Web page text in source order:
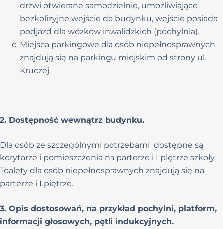
drzwi otwierane samodzielnie, umożliwiające
bezkolizyjne wejście do budynku, wejście posiada
podjazd dla wózków inwalidzkich (pochylnia).
Miejsca parkingowe dla osób niepełnosprawnych
znajdują się na parkingu miejskim od strony ul.
Kruczej.
2. Dostępność wewnątrz budynku.
Dla osób ze szczególnymi potrzebami dostępne są
korytarze i pomieszczenia na parterze i I piętrze szkoły.
Toalety dla osób niepełnosprawnych znajdują się na
parterze i I piętrze.
3. Opis dostosowań, na przykład pochylni, platform,
informacji głosowych, pętli indukcyjnych.